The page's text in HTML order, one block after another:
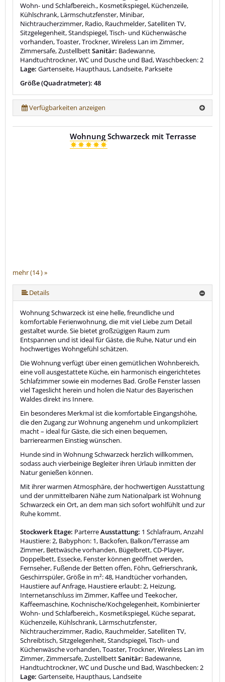
Wohn- und Schlafbereich., Kosmetikspiegel, Küchenzeile,
Kühlschrank, Lärmschutzfenster, Minibar,
Nichtraucherzimmer, Radio, Rauchmelder, Satelliten TV,
Sitzgelegenheit, Standspiegel, Tisch- und Küchenwäsche
vorhanden, Toaster, Trockner, Wireless Lan im Zimmer,
Zimmersafe, ZustellbettSanitär: Badewanne,
Handtuchtrockner, WC und Dusche und Bad, Waschbecken: 2
Lage: Gartenseite, Haupthaus, Landseite, Parkseite
Größe (Quadratmeter): 48
Verfügbarkeiten anzeigen
mehr (14 ) »
mehr (14 ) »
mehr (14 ) »
mehr (14 ) »
mehr (14 ) »
mehr (14 ) »
mehr (14 ) »
mehr (14 ) »
mehr (14 ) »
mehr (14 ) »
mehr (14 ) »
Wohnung Schwarzeck mit Terrasse
Details
Wohnung Schwarzeck ist eine helle, freundliche und
komfortable Ferienwohnung, die mit viel Liebe zum Detail
gestaltet wurde. Sie bietet großzügigen Raum zum
Entspannen und ist ideal für Gäste, die Ruhe, Natur und ein
hochwertiges Wohngefühl schätzen.
Die Wohnung verfügt über einen gemütlichen Wohnbereich,
eine voll ausgestattete Küche, ein harmonisch eingerichtetes
Schlafzimmer sowie ein modernes Bad. Große Fenster lassen
viel Tageslicht herein und holen die Natur des Bayerischen
Waldes direkt ins Innere.
Ein besonderes Merkmal ist die komfortable Eingangshöhe,
die den Zugang zur Wohnung angenehm und unkompliziert
macht – ideal für Gäste, die sich einen bequemen,
barrierearmen Einstieg wünschen.
Hunde sind in Wohnung Schwarzeck herzlich willkommen,
sodass auch vierbeinige Begleiter ihren Urlaub inmitten der
Natur genießen können.
Mit ihrer warmen Atmosphäre, der hochwertigen Ausstattung
und der unmittelbaren Nähe zum Nationalpark ist Wohnung
Schwarzeck ein Ort, an dem man sich sofort wohlfühlt und zur
Ruhe kommt.
Stockwerk Etage: ParterreAusstattung: 1 Schlafraum, Anzahl
Haustiere: 2, Babyphon: 1, Backofen, Balkon/Terrasse am
Zimmer, Bettwäsche vorhanden, Bügelbrett, CD-Player,
Doppelbett, Essecke, Fenster können geöffnet werden,
Fernseher, Fußende der Betten offen, Föhn, Gefrierschrank,
Geschirrspüler, Größe in m²: 48, Handtücher vorhanden,
Haustiere auf Anfrage, Haustiere erlaubt: 2, Heizung,
Internetanschluss im Zimmer, Kaffee und Teekocher,
Kaffeemaschine, Kochnische/Kochgelegenheit, Kombinierter
Wohn- und Schlafbereich., Kosmetikspiegel, Küche separat,
Küchenzeile, Kühlschrank, Lärmschutzfenster,
Nichtraucherzimmer, Radio, Rauchmelder, Satelliten TV,
Schreibtisch, Sitzgelegenheit, Standspiegel, Tisch- und
Küchenwäsche vorhanden, Toaster, Trockner, Wireless Lan im
Zimmer, Zimmersafe, ZustellbettSanitär: Badewanne,
Handtuchtrockner, WC und Dusche und Bad, Waschbecken: 2
Lage: Gartenseite, Haupthaus, Landseite